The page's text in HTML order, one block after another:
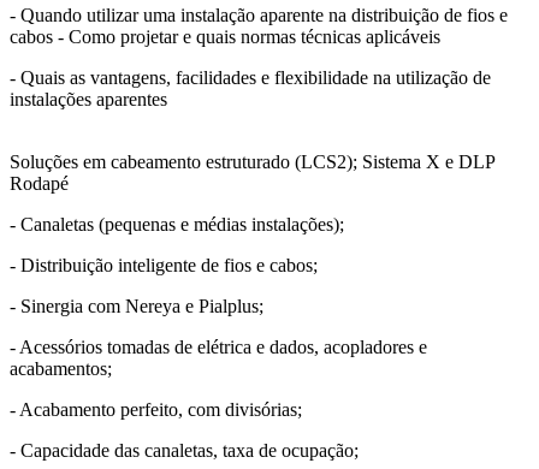
- Quando utilizar uma instalação aparente na distribuição de fios e
cabos - Como projetar e quais normas técnicas aplicáveis
- Quais as vantagens, facilidades e flexibilidade na utilização de
instalações aparentes
Soluções em cabeamento estruturado (LCS2); Sistema X e DLP
Rodapé
- Canaletas (pequenas e médias instalações);
- Distribuição inteligente de fios e cabos;
- Sinergia com Nereya e Pialplus;
- Acessórios tomadas de elétrica e dados, acopladores e
acabamentos;
- Acabamento perfeito, com divisórias;
- Capacidade das canaletas, taxa de ocupação;